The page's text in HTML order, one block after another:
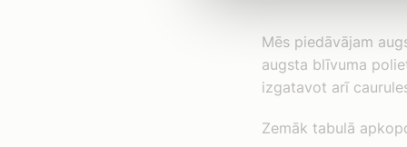
Mēs piedāvājam
augsta blīvuma
izgatavot arī
Zemāk tabulā